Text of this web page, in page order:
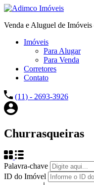
Venda e Aluguel de
Imóveis
Para Alugar
Para Venda
Corretores
Contato
(11) - 2693-3926
Churrasqueiras
Palavra-chave
ID do Imóvel